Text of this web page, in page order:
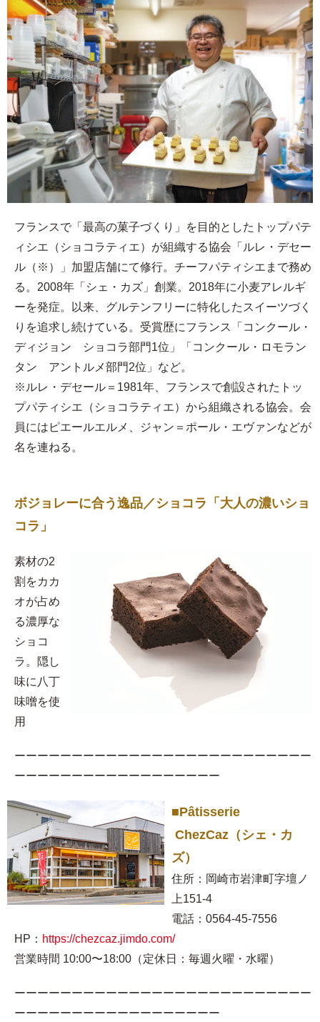
フランスで「最高の菓子づくり」を目的としたトップパテ
ィシエ（ショコラティエ）が組織する協会「ルレ・デセー
ル（※）」加盟店舗にて修行。チーフパティシエまで務め
る。2008年「シェ・カズ」創業。2018年に小麦アレルギ
ーを発症。以来、グルテンフリーに特化したスイーツづく
りを追求し続けている。受賞歴にフランス「コンクール・
ディジョン ショコラ部門1位」「コンクール・ロモラン
タン アントルメ部門2位」など。
※ルレ・デセール＝1981年、フランスで創設されたトッ
プパティシエ（ショコラティエ）から組織される協会。会
員にはピエールエルメ、ジャン＝ポール・エヴァンなどが
名を連ねる。
ボジョレーに合う逸品／ショコラ「大人の濃いショ
コラ」
素材の2
割をカカ
オが占め
る濃厚な
ショコ
ラ。隠し
味に八丁
味噌を使
用​
ーーーーーーーーーーーーーーーーーーーーーーーーーー
ーーーーーーーーーーーーーーーーーー
■Pâtisserie
ChezCaz（シェ・カ
ズ）
住所：岡崎市岩津町字壇ノ
上151-4
電話：0564-45-7556
HP： https://chezcaz.jimdo.com/
営業時間 10:00〜18:00（定休日：毎週火曜・水曜）
ーーーーーーーーーーーーーーーーーーーーーーーーーー
ーーーーーーーーーーーーーーーーーー